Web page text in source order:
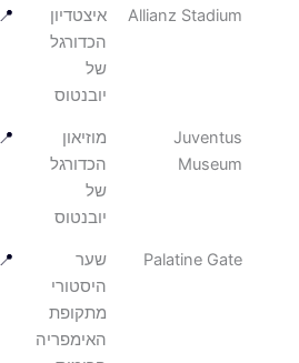
Allianz Stadium
איצטדיון
הכדורגל
יובנטוס
📍
Juventus
Museum
מוזיאון
הכדורגל
יובנטוס
Palatine Gate
שער
היסטורי
מתקופת
האימפריה